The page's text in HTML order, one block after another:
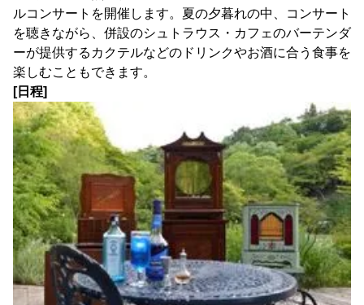
ルコンサートを開催します。夏の夕暮れの中、コンサート
を聴きながら、併設のシュトラウス・カフェのバーテンダ
ーが提供するカクテルなどのドリンクやお酒に合う食事を
楽しむこともできます。
[日程]